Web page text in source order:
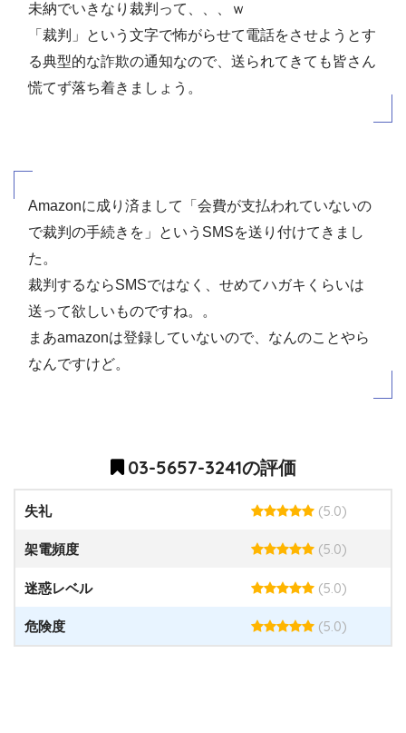
未納でいきなり裁判って、、、ｗ
「裁判」という文字で怖がらせて電話をさせようとす
る典型的な詐欺の通知なので、送られてきても皆さん
慌てず落ち着きましょう。
Amazonに成り済まして「会費が支払われていないの
で裁判の手続きを」というSMSを送り付けてきまし
た。
裁判するならSMSではなく、せめてハガキくらいは
送って欲しいものですね。。
まあamazonは登録していないので、なんのことやら
なんですけど。
03-5657-3241の評価
失礼 (5.0)
架電頻度 (5.0)
迷惑レベル (5.0)
危険度 (5.0)